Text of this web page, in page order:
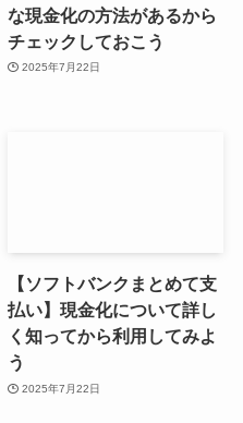
な現金化の方法があるから
チェックしておこう
2025年7月22日
【ソフトバンクまとめて支
払い】現金化について詳し
く知ってから利用してみよ
う
2025年7月22日